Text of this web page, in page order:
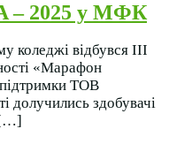
– 2025 у МФК
коледжі відбувся ІІІ
«Марафон
ТОВ
долучились здобувачі
[…]